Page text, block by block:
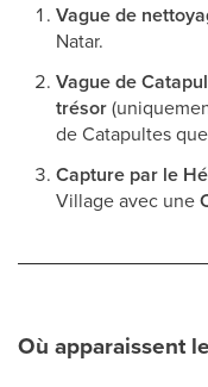
Vague de
Natar.
Vague de
trésor
de Catapultes
Capture par le
Village avec une
Où apparaissent